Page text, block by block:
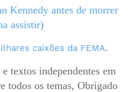
Kennedy antes de morrer
assistir)
caixões da FEMA.
textos independentes em
todos os temas, Obrigado